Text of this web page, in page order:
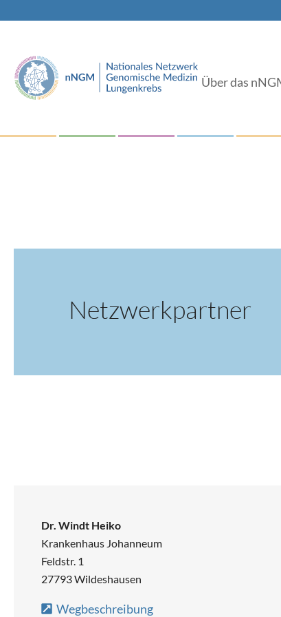
Über das
Netzwerkpartner
Dr. Windt Heiko
Krankenhaus Johanneum
Feldstr. 1
27793 Wildeshausen
Wegbeschreibung